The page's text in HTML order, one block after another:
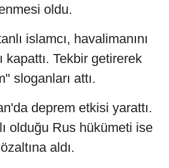
oldu.
islamcı, havalimanını
kapattı. Tekbir getirerek
sloganları attı.
deprem etkisi yarattı.
olduğu Rus hükümeti ise
aldı.